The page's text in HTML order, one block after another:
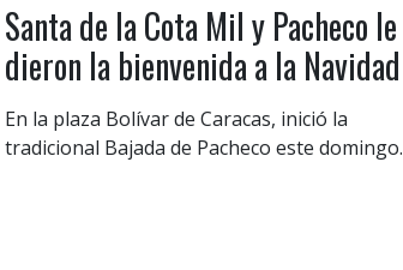
Santa de la Cota Mil y Pacheco le
dieron la bienvenida a la Navidad
En la plaza Bolívar de Caracas, inició la
tradicional Bajada de Pacheco este domingo.